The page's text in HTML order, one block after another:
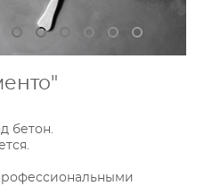
бетон.